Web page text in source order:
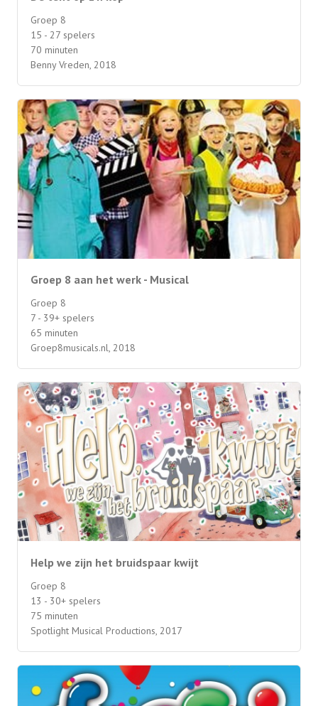
Groep 8
15 - 27 spelers
70 minuten
Benny Vreden, 2018
Groep 8 aan het werk - Musical
Groep 8
7 - 39+ spelers
65 minuten
Groep8musicals.nl, 2018
Help we zijn het bruidspaar kwijt
Groep 8
13 - 30+ spelers
75 minuten
Spotlight Musical Productions, 2017